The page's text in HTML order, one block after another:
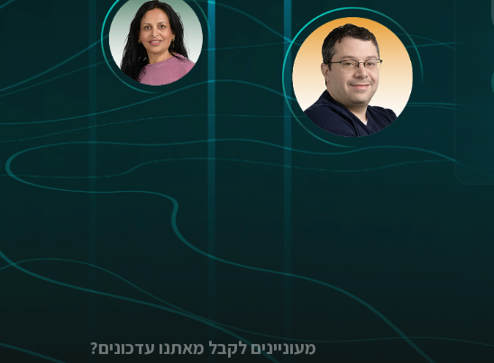
מעוניינים לקבל מאתנו עדכונים?